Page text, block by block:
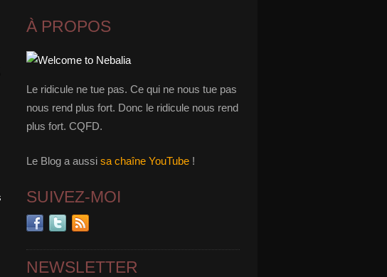
À PROPOS
Le ridicule ne tue pas. Ce qui ne nous tue pas
nous rend plus fort. Donc le ridicule nous rend
plus fort. CQFD.
Le Blog a aussi sa chaîne YouTube !
SUIVEZ-MOI
NEWSLETTER